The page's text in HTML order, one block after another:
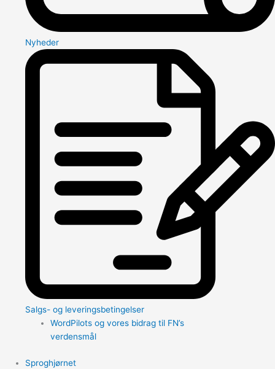
Nyheder
Salgs- og leveringsbetingelser
WordPilots og vores bidrag til FN’s
verdensmål
Sproghjørnet